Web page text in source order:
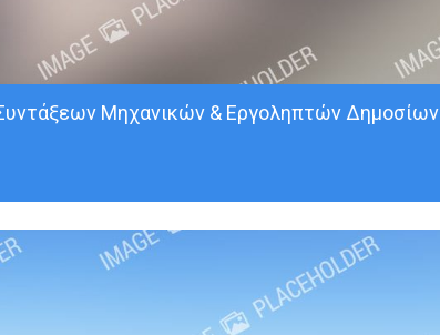
Μηχανικών & Εργοληπτών Δημοσίων